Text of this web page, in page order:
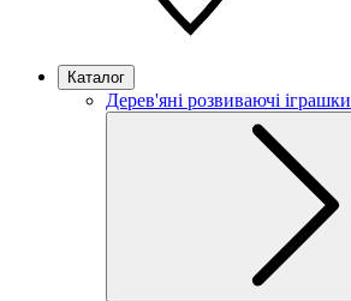
Каталог
Дерев'яні розвиваючі іграшки